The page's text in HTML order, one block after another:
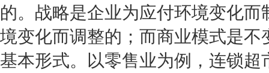
的。战略是企业为应付环境变化
境变化而调整的；而商业模式是
基本形式。以零售业为例，连锁